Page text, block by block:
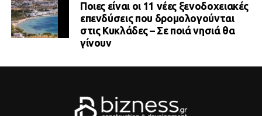
Ποιες είναι οι 11 νέες ξενοδοχειακές
επενδύσεις που δρομολογούνται
στις Κυκλάδες – Σε ποιά νησιά θα
γίνουν